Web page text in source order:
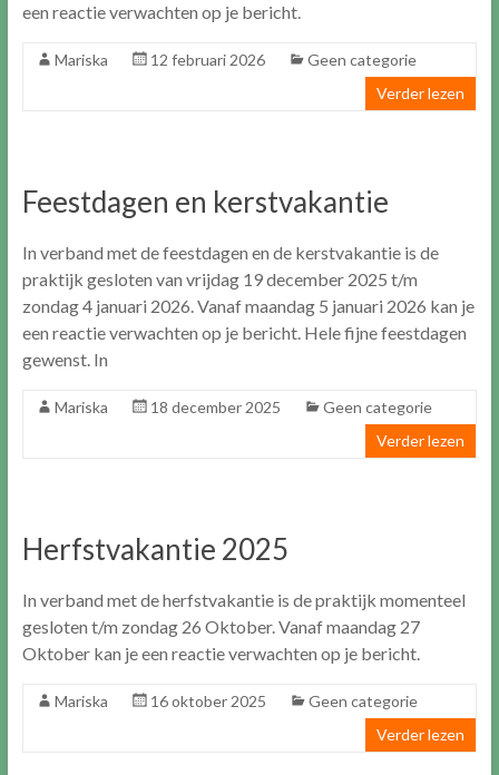
een reactie verwachten op je bericht.
Mariska 12 februari 2026
Geen categorie
Verder lezen
Feestdagen en kerstvakantie
In verband met de feestdagen en de kerstvakantie is de
praktijk gesloten van vrijdag 19 december 2025 t/m
zondag 4 januari 2026. Vanaf maandag 5 januari 2026 kan je
een reactie verwachten op je bericht. Hele fijne feestdagen
gewenst. In
Mariska 18 december 2025
Geen categorie
Verder lezen
Herfstvakantie 2025
In verband met de herfstvakantie is de praktijk momenteel
gesloten t/m zondag 26 Oktober. Vanaf maandag 27
Oktober kan je een reactie verwachten op je bericht.
Mariska 16 oktober 2025
Geen categorie
Verder lezen